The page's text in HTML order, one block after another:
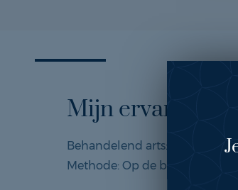
Mijn ervaring
Behandelend arts: drs. van
Methode: Op de borstspier,